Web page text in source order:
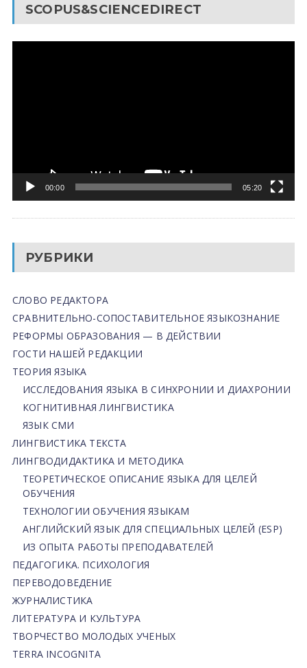
SCOPUS&SCIENCEDIRECT
00:00 05:20
РУБРИКИ
СЛОВО РЕДАКТОРА
СРАВНИТЕЛЬНО-СОПОСТАВИТЕЛЬНОЕ ЯЗЫКОЗНАНИЕ
РЕФОРМЫ ОБРАЗОВАНИЯ — В ДЕЙСТВИИ
ГОСТИ НАШЕЙ РЕДАКЦИИ
ТЕОРИЯ ЯЗЫКА
ИССЛЕДОВАНИЯ ЯЗЫКА В СИНХРОНИИ И ДИАХРОНИИ
КОГНИТИВНАЯ ЛИНГВИСТИКА
ЯЗЫК СМИ
ЛИНГВИСТИКА ТЕКСТА
ЛИНГВОДИДАКТИКА И МЕТОДИКА
ТЕОРЕТИЧЕСКОЕ ОПИСАНИЕ ЯЗЫКА ДЛЯ ЦЕЛЕЙ
ОБУЧЕНИЯ
ТЕХНОЛОГИИ ОБУЧЕНИЯ ЯЗЫКАМ
АНГЛИЙСКИЙ ЯЗЫК ДЛЯ СПЕЦИАЛЬНЫХ ЦЕЛЕЙ (ESP)
ИЗ ОПЫТА РАБОТЫ ПРЕПОДАВАТЕЛЕЙ
ПЕДАГОГИКА. ПСИХОЛОГИЯ
ПЕРЕВОДОВЕДЕНИЕ
ЖУРНАЛИСТИКА
ЛИТЕРАТУРА И КУЛЬТУРА
ТВОРЧЕСТВО МОЛОДЫХ УЧЕНЫХ
TERRA INCOGNITA